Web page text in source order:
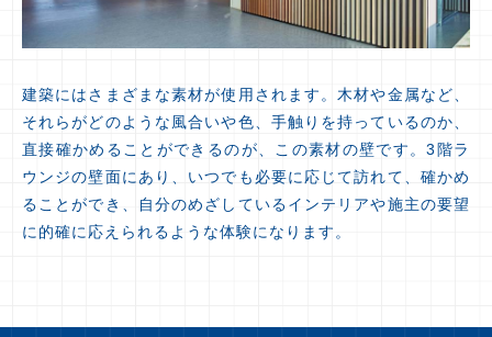
建築にはさまざまな素材が使用されます。木材や金属など、
それらがどのような風合いや色、手触りを持っているのか、
直接確かめることができるのが、この素材の壁です。3階ラ
ウンジの壁面にあり、いつでも必要に応じて訪れて、確かめ
ることができ、自分のめざしているインテリアや施主の要望
に的確に応えられるような体験になります。